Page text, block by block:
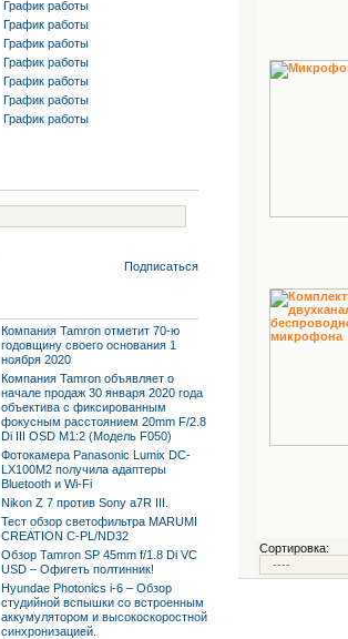
График работы
График работы
График работы
График работы
График работы
График работы
График работы
Подписаться
Компания Tamron отметит 70-ю
годовщину своего основания 1
ноября 2020
Компания Tamron объявляет о
начале продаж 30 января 2020 года
объектива с фиксированным
фокусным расстоянием 20mm F/2.8
Di III OSD M1:2 (Модель F050)
Фотокамера Panasonic Lumix DC-
LX100M2 получила адаптеры
Bluetooth и Wi-Fi
Nikon Z 7 против Sony a7R III.
Тест обзор светофильтра MARUMI
CREATION C-PL/ND32
Обзор Tamron SP 45mm f/1.8 Di VC
USD – Офигеть полтинник!
Hyundae Photonics i-6 – Обзор
студийной вспышки со встроенным
аккумулятором и высокоскоростной
синхронизацией.
Сортировка: